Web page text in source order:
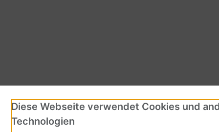
Diese Webseite verwendet Cookies und
Technologien